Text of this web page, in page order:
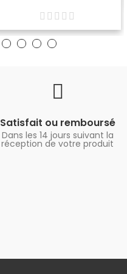
Satisfait ou remboursé
Dans les 14 jours suivant la
réception de votre produit